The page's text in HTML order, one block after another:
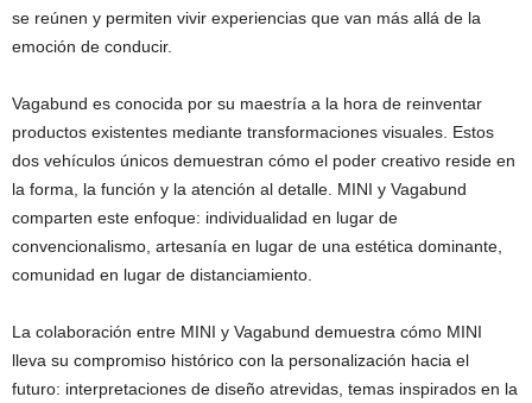
se reúnen y permiten vivir experiencias que van más allá de la
emoción de conducir.
Vagabund es conocida por su maestría a la hora de reinventar
productos existentes mediante transformaciones visuales. Estos
dos vehículos únicos demuestran cómo el poder creativo reside en
la forma, la función y la atención al detalle. MINI y Vagabund
comparten este enfoque: individualidad en lugar de
convencionalismo, artesanía en lugar de una estética dominante,
comunidad en lugar de distanciamiento.
La colaboración entre MINI y Vagabund demuestra cómo MINI
lleva su compromiso histórico con la personalización hacia el
futuro: interpretaciones de diseño atrevidas, temas inspirados en la